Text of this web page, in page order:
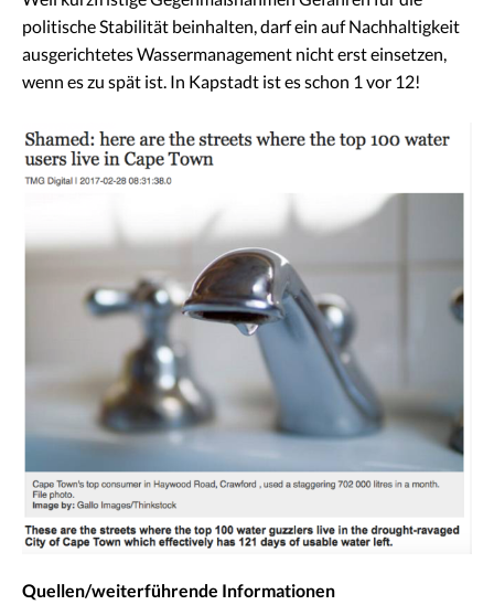
politische Stabilität beinhalten, darf ein auf Nachhaltigkeit
ausgerichtetes Wassermanagement nicht erst einsetzen,
wenn es zu spät ist. In Kapstadt ist es schon 1 vor 12!
Quellen/weiterführende Informationen